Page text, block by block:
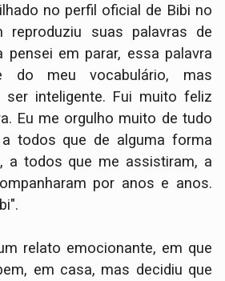
no perfil oficial de Bibi no
reproduziu suas palavras de
pensei em parar, essa palavra
do meu vocabulário, mas
ser inteligente. Fui muito feliz
Eu me orgulho muito de tudo
todos que de alguma forma
a todos que me assistiram, a
por anos e anos.
relato emocionante, em que
em casa, mas decidiu que